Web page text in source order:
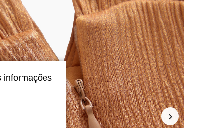
4,91 15K 4.5M
4,91 15K 4.5M
informações